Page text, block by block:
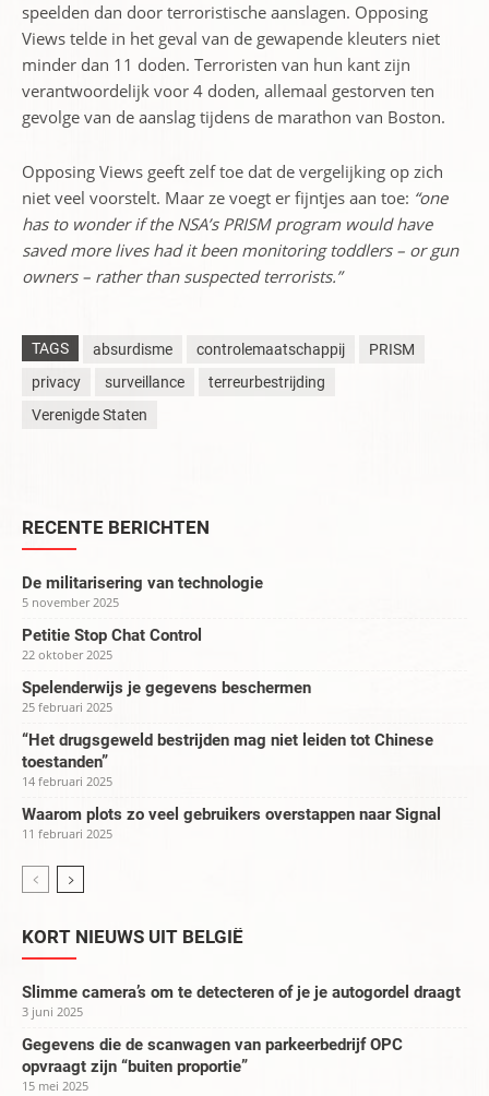
speelden dan door terroristische aanslagen. Opposing
Views telde in het geval van de gewapende kleuters niet
minder dan 11 doden. Terroristen van hun kant zijn
verantwoordelijk voor 4 doden, allemaal gestorven ten
gevolge van de aanslag tijdens de marathon van Boston.
Opposing Views geeft zelf toe dat de vergelijking op zich
niet veel voorstelt. Maar ze voegt er fijntjes aan toe: “one
has to wonder if the NSA’s PRISM program would have
saved more lives had it been monitoring toddlers – or gun
owners – rather than suspected terrorists.”
TAGS absurdisme controlemaatschappij
PRISM
privacy
surveillance
terreurbestrijding
Verenigde Staten
RECENTE BERICHTEN
De militarisering van technologie
5 november 2025
Petitie Stop Chat Control
22 oktober 2025
Spelenderwijs je gegevens beschermen
25 februari 2025
“Het drugsgeweld bestrijden mag niet leiden tot Chinese
toestanden”
14 februari 2025
Waarom plots zo veel gebruikers overstappen naar Signal
11 februari 2025
KORT NIEUWS UIT BELGIË
Slimme camera’s om te detecteren of je je autogordel draagt
3 juni 2025
Gegevens die de scanwagen van parkeerbedrijf OPC
opvraagt zijn “buiten proportie”
15 mei 2025